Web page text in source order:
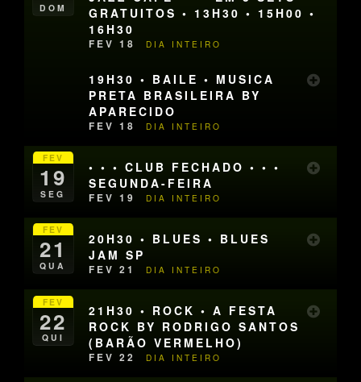
DOM
GRATUITOS • 13H30 • 15H00 •
16H30
FEV 18 DIA INTEIRO
19H30 • BAILE • MUSICA
PRETA BRASILEIRA BY
APARECIDO
FEV 18 DIA INTEIRO
FEV
19
SEG
• • • CLUB FECHADO • • •
SEGUNDA-FEIRA
FEV 19 DIA INTEIRO
FEV
21
QUA
20H30 • BLUES • BLUES
JAM SP
FEV 21 DIA INTEIRO
FEV
22
QUI
21H30 • ROCK • A FESTA
ROCK BY RODRIGO SANTOS
(BARÃO VERMELHO)
FEV 22 DIA INTEIRO